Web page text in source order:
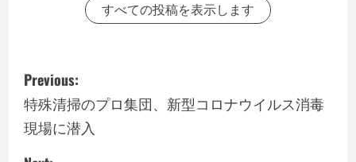
すべての投稿を表示します
P
o
s
Previous:
特殊清掃のプロ集団、新型コロナウイルス消毒
現場に潜入